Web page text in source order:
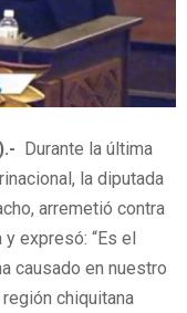
Durante la última
la diputada
arremetió contra
expresó: “Es el
causado en nuestro
chiquitana